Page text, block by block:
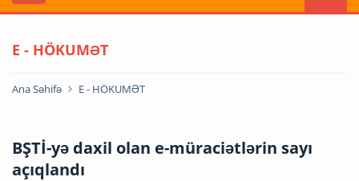
E - HÖKUMƏT
Ana Səhifə E - HÖKUMƏT
BŞTİ-yə daxil olan e-müraciətlərin sayı
açıqlandı